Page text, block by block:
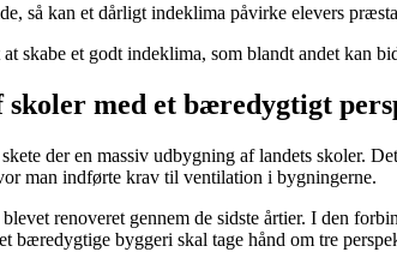
så kan et dårligt indeklima påvirke elevers
at skabe et godt indeklima, som blandt andet
skoler med et bæredygtigt
der en massiv udbygning af landets skoler.
man indførte krav til ventilation i bygningerne.
renoveret gennem de sidste årtier. I den
bæredygtige byggeri skal tage hånd om tre